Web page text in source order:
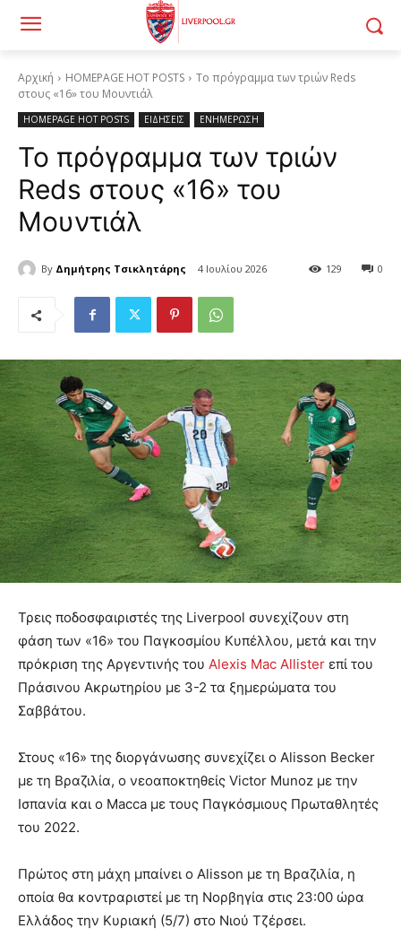
Αρχική HOMEPAGE HOT POSTS
Το πρόγραμμα των τριών Reds
στους «16» του Μουντιάλ
HOMEPAGE HOT POSTS ΕΙΔΗΣΕΙΣ ΕΝΗΜΕΡΩΣΗ
Το πρόγραμμα των τριών
Reds στους «16» του
Μουντιάλ
By Δημήτρης Τσικλητάρης 4 Ιουλίου 2026 0
129
Τρεις ποδοσφαιριστές της Liverpool συνεχίζουν στη
φάση των «16» του Παγκοσμίου Κυπέλλου, μετά και την
πρόκριση της Αργεντινής του Alexis Mac Allister επί του
Πράσινου Ακρωτηρίου με 3-2 τα ξημερώματα του
Σαββάτου.
Στους «16» της διοργάνωσης συνεχίζει ο Alisson Becker
με τη Βραζιλία, ο νεοαποκτηθείς Victor Munoz με την
Ισπανία και ο Macca με τους Παγκόσμιους Πρωταθλητές
του 2022.
Πρώτος στη μάχη μπαίνει ο Alisson με τη Βραζιλία, η
οποία θα κοντραριστεί με τη Νορβηγία στις 23:00 ώρα
Ελλάδος την Κυριακή (5/7) στο Νιού Τζέρσει.